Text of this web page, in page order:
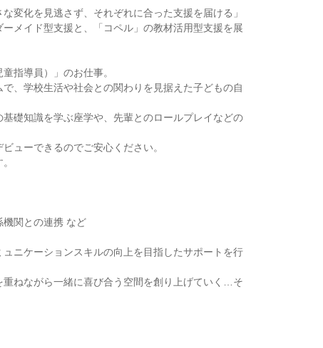
変化を見逃さず、それぞれに合った支援を届ける」
メイド型支援と、「コペル」の教材活用型支援を展
指導員）」のお仕事。
、学校生活や社会との関わりを見据えた子どもの自
礎知識を学ぶ座学や、先輩とのロールプレイなどの
ューできるのでご安心ください。
関との連携 など
ニケーションスキルの向上を目指したサポートを行
ねながら一緒に喜び合う空間を創り上げていく…そ